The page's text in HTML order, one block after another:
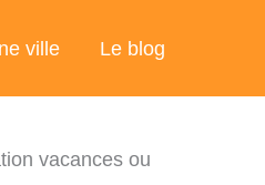
ville Le blog
vacances ou